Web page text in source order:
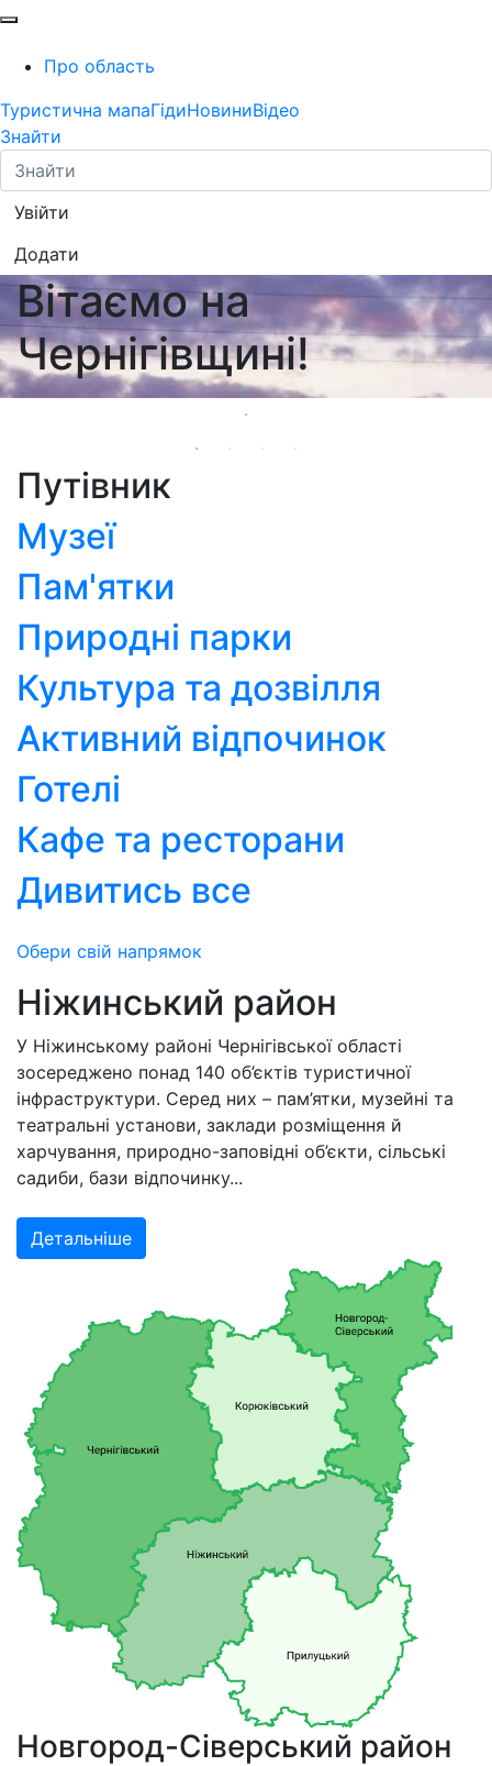
Про область
Туристична мапаГідиНовиниВідео
Знайти
Увійти
Додати
Вітаємо на
Чернігівщині!
Путівник
Музеї
Пам'ятки
Природні парки
Культура та дозвілля
Активний відпочинок
Готелі
Кафе та ресторани
Дивитись все
Обери свій напрямок
Ніжинський район
У Ніжинському районі Чернігівської області
зосереджено понад 140 об’єктів туристичної
інфраструктури. Серед них – пам’ятки, музейні та
театральні установи, заклади розміщення й
харчування, природно-заповідні об’єкти, сільські
садиби, бази відпочинку...
Детальніше
Новгород-Сіверський район